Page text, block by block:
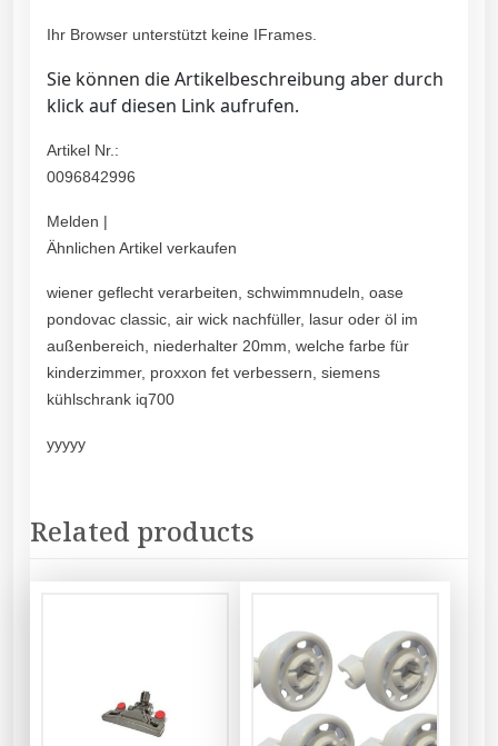
Ihr Browser unterstützt keine IFrames.
Sie können die Artikelbeschreibung aber durch
klick auf diesen Link aufrufen.
Artikel Nr.:
0096842996
Melden |
Ähnlichen Artikel verkaufen
wiener geflecht verarbeiten, schwimmnudeln, oase
pondovac classic, air wick nachfüller, lasur oder öl im
außenbereich, niederhalter 20mm, welche farbe für
kinderzimmer, proxxon fet verbessern, siemens
kühlschrank iq700
yyyyy
Related products